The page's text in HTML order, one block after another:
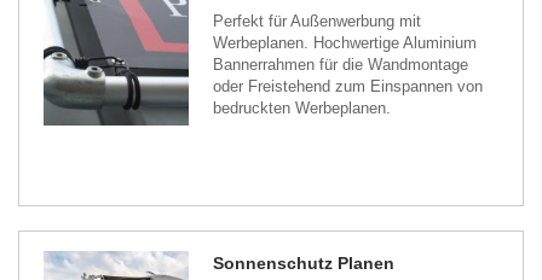
Perfekt für Außenwerbung mit
Werbeplanen. Hochwertige Aluminium
Bannerrahmen für die Wandmontage
oder Freistehend zum Einspannen von
bedruckten Werbeplanen.
Sonnenschutz Planen